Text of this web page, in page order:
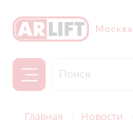
Москва
Главная Новости